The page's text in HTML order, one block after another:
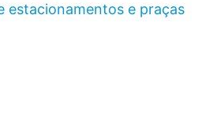
estacionamentos e praças